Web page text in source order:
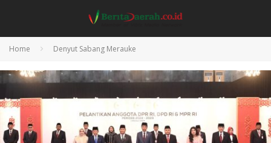
Home Denyut Sabang Merauke